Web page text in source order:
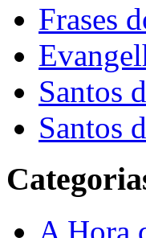
Frases
Santos
Santos